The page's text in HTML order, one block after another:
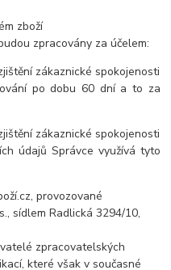
zboží
zpracovány za účelem:
zákaznické spokojenosti
po dobu 60 dní a to za
zákaznické spokojenosti
údajů Správce využívá tyto
provozované
sídlem Radlická 3294/10,
zpracovatelských
které však v současné